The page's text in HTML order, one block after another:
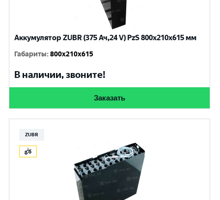
Аккумулятор ZUBR (375 Ач,24 V) PzS 800x210x615 мм
Габариты:800x210x615
В наличии, звоните!
Заказать
ZUBR